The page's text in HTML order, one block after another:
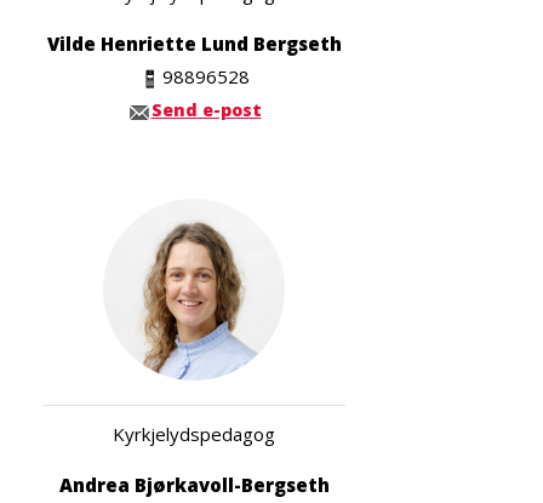
Vilde Henriette Lund Bergseth
98896528
Send e-post
Kyrkjelydspedagog
Andrea Bjørkavoll-Bergseth